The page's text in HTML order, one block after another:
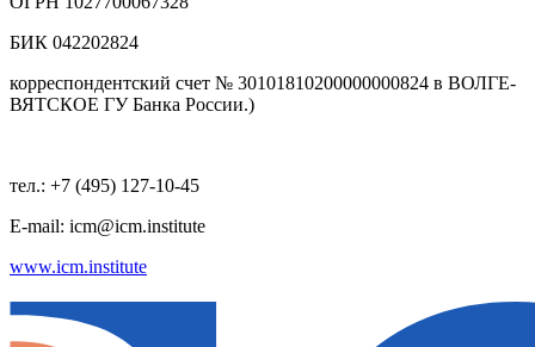
БИК 042202824
корреспондентский счет № 30101810200000000824 в ВОЛГЕ-
ВЯТСКОЕ ГУ Банка России.)
тел.: +7 (495) 127-10-45
E-mail: icm@icm.institute
www.icm.institute